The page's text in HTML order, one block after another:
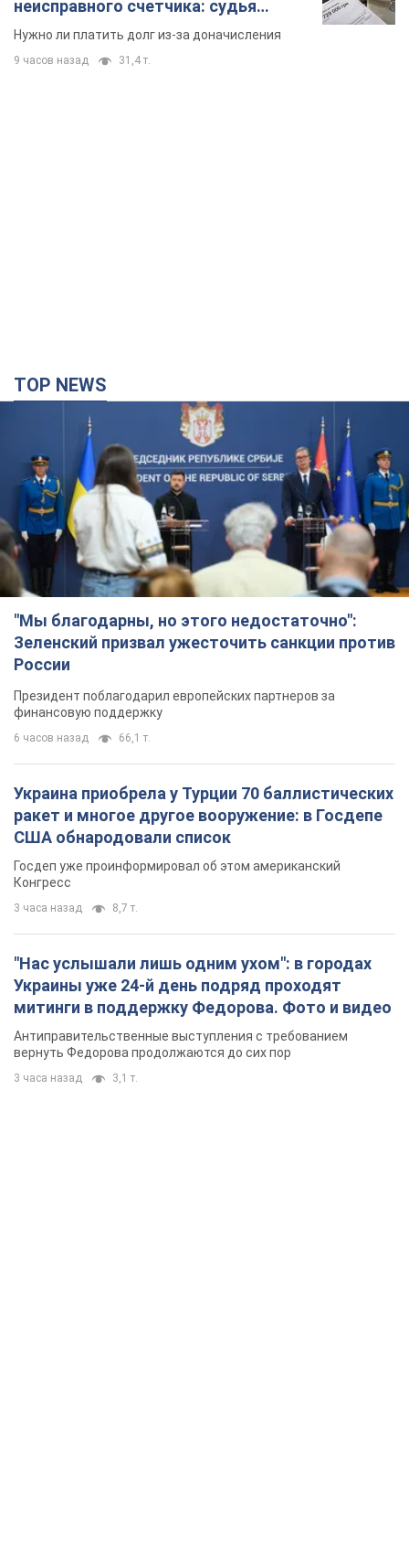
неисправного счетчика: судья
вынес неожиданное решение
Нужно ли платить долг из-за доначисления
9 часов назад 31,4 т.
TOP NEWS
"Мы благодарны, но этого недостаточно":
Зеленский призвал ужесточить санкции против
России
Президент поблагодарил европейских партнеров за
финансовую поддержку
6 часов назад 66,1 т.
Украина приобрела у Турции 70 баллистических
ракет и многое другое вооружение: в Госдепе
США обнародовали список
Госдеп уже проинформировал об этом американский
Конгресс
3 часа назад 8,7 т.
"Нас услышали лишь одним ухом": в городах
Украины уже 24-й день подряд проходят
митинги в поддержку Федорова. Фото и видео
Антиправительственные выступления с требованием
вернуть Федорова продолжаются до сих пор
3 часа назад 3,1 т.